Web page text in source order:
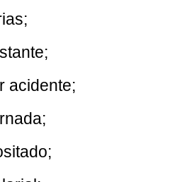
acidente;